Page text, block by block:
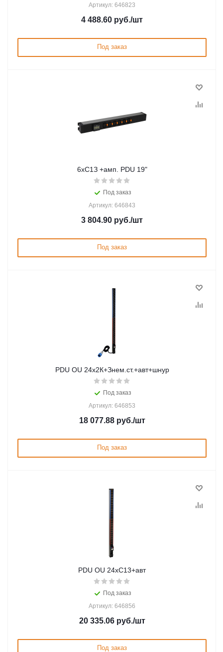
Артикул: 646823
4 488.60 руб./шт
Под заказ
6хC1З +амп. PDU 19"
Под заказ
Артикул: 646843
3 804.90 руб./шт
Под заказ
PDU OU 24x2К+Знем.ст.+авт+шнур
Под заказ
Артикул: 646853
18 077.88руб./шт
Под заказ
PDU OU 24xС13+авт
Под заказ
Артикул: 646856
20 335.06руб./шт
Под заказ